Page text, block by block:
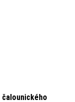
čalounického